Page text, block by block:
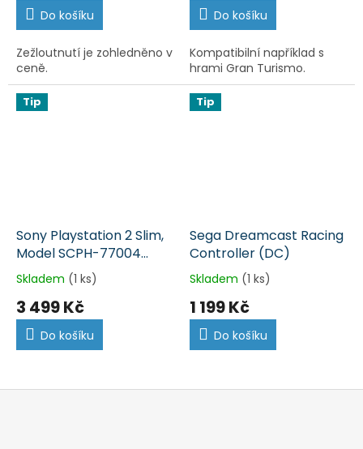
Do košíku
Zežloutnutí je zohledněno v
ceně.
Do košíku
Kompatibilní například s
hrami Gran Turismo.
Tip
Sony Playstation 2 Slim,
Model SCPH-77004
(PS2)
Skladem (1 ks)
3 499 Kč
Do košíku
Tip
Sega Dreamcast Racing
Controller (DC)
Skladem (1 ks)
1 199 Kč
Do košíku